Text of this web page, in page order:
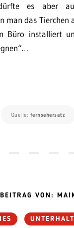
es aber
man das Tierchen
Büro installiert
Quelle: fernsehersatz
BEITRAG VON: